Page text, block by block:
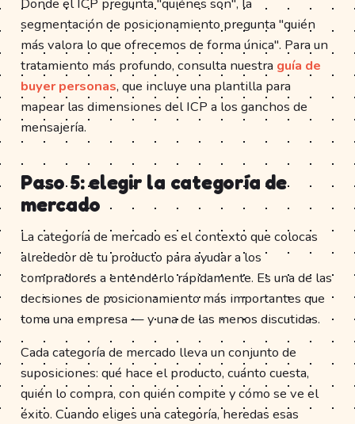
segmentación de posicionamiento pregunta "quién
más valora lo que ofrecemos de forma única". Para un
tratamiento más profundo, consulta nuestra guía de
buyer personas, que incluye una plantilla para
mapear las dimensiones del ICP a los ganchos de
mensajería.
Paso 5: elegir la categoría de
mercado
La categoría de mercado es el contexto que colocas
alrededor de tu producto para ayudar a los
compradores a entenderlo rápidamente. Es una de las
decisiones de posicionamiento más importantes que
toma una empresa — y una de las menos discutidas.
Cada categoría de mercado lleva un conjunto de
suposiciones: qué hace el producto, cuánto cuesta,
quién lo compra, con quién compite y cómo se ve el
éxito. Cuando eliges una categoría, heredas esas